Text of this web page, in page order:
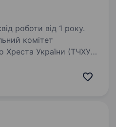
роботи від 1 року.
Хреста України (ТЧХУ)
потоками